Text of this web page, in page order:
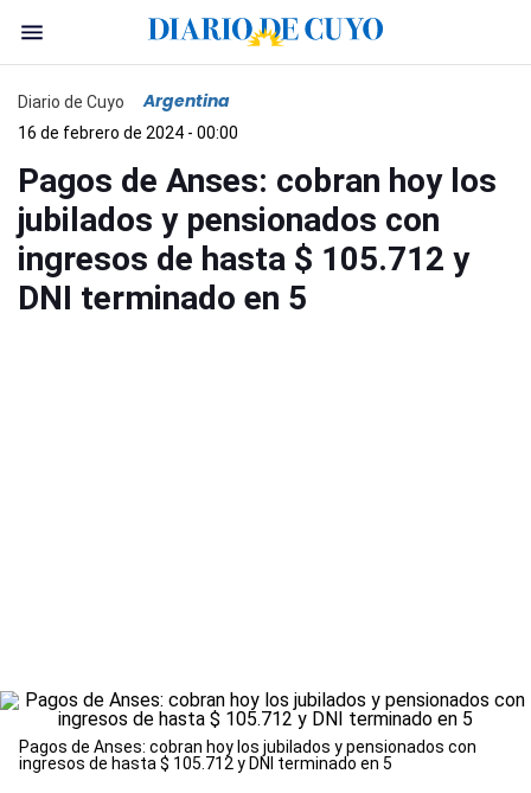
Diario de Cuyo Argentina
16 de febrero de 2024 - 00:00
Pagos de Anses: cobran hoy los
jubilados y pensionados con
ingresos de hasta $ 105.712 y
DNI terminado en 5
Pagos de Anses: cobran hoy los jubilados y pensionados con
ingresos de hasta $ 105.712 y DNI terminado en 5